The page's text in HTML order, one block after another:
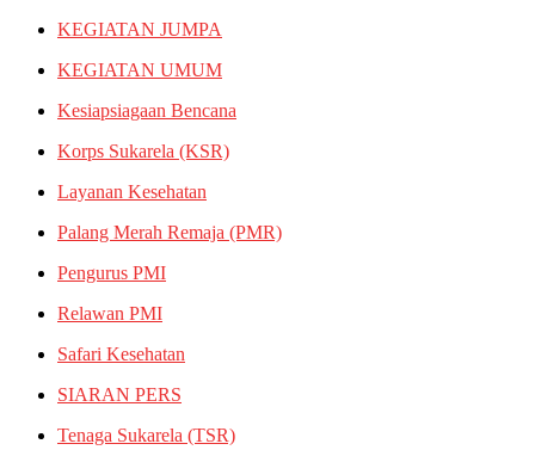
KEGIATAN JUMPA
KEGIATAN UMUM
Kesiapsiagaan Bencana
Korps Sukarela (KSR)
Layanan Kesehatan
Palang Merah Remaja (PMR)
Pengurus PMI
Relawan PMI
Safari Kesehatan
SIARAN PERS
Tenaga Sukarela (TSR)